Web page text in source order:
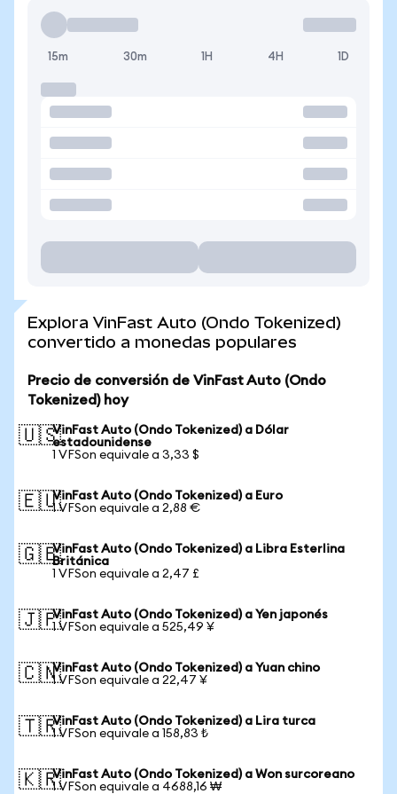
15m 30m 1H 4H 1D
Explora VinFast Auto (Ondo Tokenized)
convertido a monedas populares
Precio de conversión de VinFast Auto (Ondo
Tokenized) hoy
🇺🇸VinFast Auto (Ondo Tokenized) a Dólar
estadounidense
1 VFSon equivale a 3,33 $
🇪🇺VinFast Auto (Ondo Tokenized) a Euro
1 VFSon equivale a 2,88 €
🇬🇧VinFast Auto (Ondo Tokenized) a Libra Esterlina
Británica
1 VFSon equivale a 2,47 £
🇯🇵VinFast Auto (Ondo Tokenized) a Yen japonés
1 VFSon equivale a 525,49 ¥
🇨🇳VinFast Auto (Ondo Tokenized) a Yuan chino
1 VFSon equivale a 22,47 ¥
🇹🇷VinFast Auto (Ondo Tokenized) a Lira turca
1 VFSon equivale a 158,83 ₺
🇰🇷VinFast Auto (Ondo Tokenized) a Won surcoreano
1 VFSon equivale a 4688,16 ₩